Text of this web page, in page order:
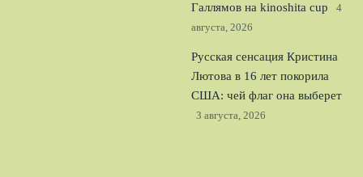
Галлямов на kinoshita cup
4
августа, 2026
Русская сенсация Кристина
Лютова в 16 лет покорила
США: чей флаг она выберет
3 августа, 2026